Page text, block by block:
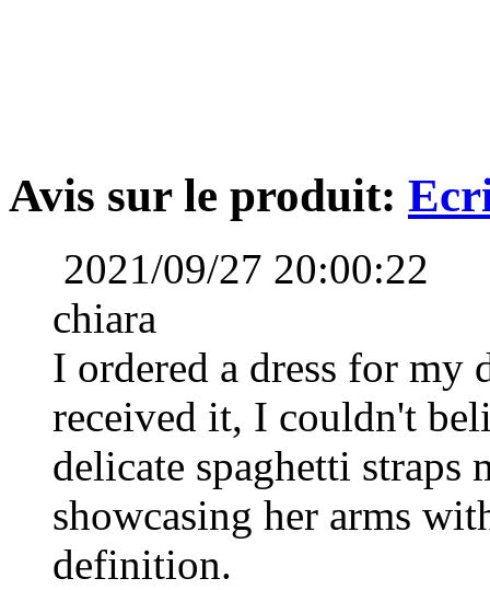
€73.59
Fourreau Col en cœur Court...
€73.59
A-line Sans bretelles Longu...
€76.35
Trapèze Dos nu Longueur ge...
€68.99
Avis sur le produit:
2021/09/27 20:00:22
chiara
I ordered a dress for my
received it, I couldn't
delicate spaghetti straps
showcasing her arms
definition.